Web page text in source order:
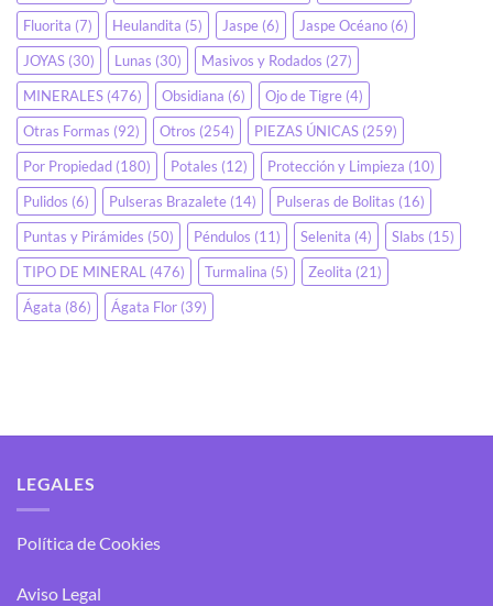
Fluorita (7) Heulandita (5) Jaspe (6) Jaspe Océano (6)
JOYAS (30) Lunas (30) Masivos y Rodados (27)
MINERALES (476) Obsidiana (6) Ojo de Tigre (4)
Otras Formas (92) Otros (254) PIEZAS ÚNICAS (259)
Por Propiedad (180) Potales (12) Protección y Limpieza (10)
Pulidos (6) Pulseras Brazalete (14) Pulseras de Bolitas (16)
Puntas y Pirámides (50) Péndulos (11) Selenita (4) Slabs (15)
TIPO DE MINERAL (476) Turmalina (5) Zeolita (21)
Ágata (86) Ágata Flor (39)
LEGALES
Política de Cookies
Aviso Legal